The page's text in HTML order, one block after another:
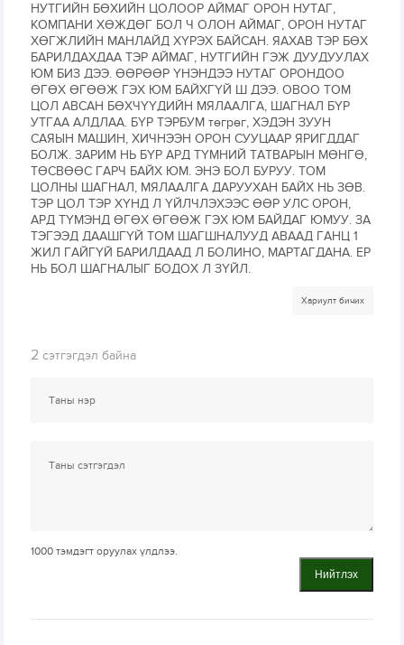
НУТГИЙН БӨХИЙН ЦОЛООР АЙМАГ ОРОН НУТАГ,
КОМПАНИ ХӨЖДӨГ БОЛ Ч ОЛОН АЙМАГ, ОРОН НУТАГ
ХӨГЖЛИЙН МАНЛАЙД ХҮРЭХ БАЙСАН. ЯАХАВ ТЭР БӨХ
БАРИЛДАХДАА ТЭР АЙМАГ, НУТГИЙН ГЭЖ ДУУДУУЛАХ
ЮМ БИЗ ДЭЭ. ӨӨРӨӨР ҮНЭНДЭЭ НУТАГ ОРОНДОО
ӨГӨХ ӨГӨӨЖ ГЭХ ЮМ БАЙХГҮЙ Ш ДЭЭ. ОВОО ТОМ
ЦОЛ АВСАН БӨХЧҮҮДИЙН МЯЛААЛГА, ШАГНАЛ БҮР
УТГАА АЛДЛАА. БҮР ТЭРБУМ төгрөг, ХЭДЭН ЗУУН
САЯЫН МАШИН, ХИЧНЭЭН ОРОН СУУЦААР ЯРИГДДАГ
БОЛЖ. ЗАРИМ НЬ БҮР АРД ТҮМНИЙ ТАТВАРЫН МӨНГӨ,
ТӨСВӨӨС ГАРЧ БАЙХ ЮМ. ЭНЭ БОЛ БУРУУ. ТОМ
ЦОЛНЫ ШАГНАЛ, МЯЛААЛГА ДАРУУХАН БАЙХ НЬ ЗӨВ.
ТЭР ЦОЛ ТЭР ХҮНД Л ҮЙЛЧЛЭХЭЭС ӨӨР УЛС ОРОН,
АРД ТҮМЭНД ӨГӨХ ӨГӨӨЖ ГЭХ ЮМ БАЙДАГ ЮМУУ. ЗА
ТЭГЭЭД ДААШГҮЙ ТОМ ШАГШНАЛУУД АВААД ГАНЦ 1
ЖИЛ ГАЙГҮЙ БАРИЛДААД Л БОЛИНО, МАРТАГДАНА. ЕР
НЬ БОЛ ШАГНАЛЫГ БОДОХ Л ЗҮЙЛ.
Хариулт бичих
2 сэтгэгдэл байна
1000 тэмдэгт оруулах үлдлээ.
Нийтлэх